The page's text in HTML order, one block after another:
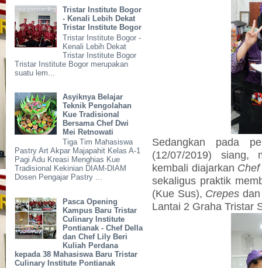
Tristar Institute Bogor
- Kenali Lebih Dekat
Tristar Institute Bogor
Tristar Institute Bogor -
Kenali Lebih Dekat
Tristar Institute Bogor
Tristar Institute Bogor merupakan
suatu lem...
Asyiknya Belajar
Teknik Pengolahan
Kue Tradisional
Bersama Chef Dwi
Mei Retnowati
Tiga Tim Mahasiswa
Pastry Art Akpar Majapahit Kelas A-1
Pagi Adu Kreasi Menghias Kue
Tradisional Kekinian DIAM-DIAM
Dosen Pengajar Pastry ...
Pasca Opening
Kampus Baru Tristar
Culinary Institute
Pontianak - Chef Della
dan Chef Lily Beri
Kuliah Perdana
kepada 38 Mahasiswa Baru Tristar
Culinary Institute Pontianak
Sedangkan pada
(12/07/2019) siang,
kembali diajarkan Chef
sekaligus praktik
(Kue Sus), Crepes
Lantai 2 Graha Tristar